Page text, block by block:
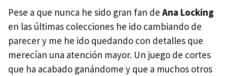
Pese a que nunca he sido gran fan de Ana Locking
en las últimas colecciones he ido cambiando de
parecer y me he ido quedando con detalles que
merecían una atención mayor. Un juego de cortes
que ha acabado ganándome y que a muchos otros